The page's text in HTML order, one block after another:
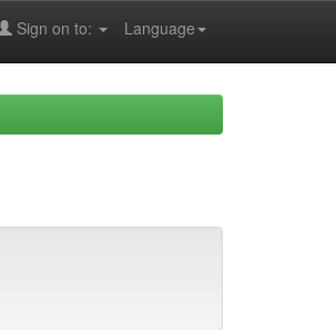
Language
Sign on to: